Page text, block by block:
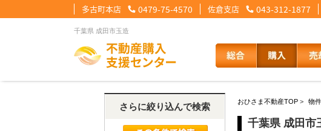
千葉県 成田市玉造
多古町本店 0479-75-4570 佐倉支店 043-312-1877
【住宅ローンメニュー】
住宅ローンに強い理由 住宅ローン裏話【買主会
【会社情報メニュー】
会社概要 スタッフ紹介 スタッフブログ
【お問合せメニュー】
メール問合せ LINE問合せ 来店予約
おひさま不動産TOP > 物
千葉県 成田市
さらに絞り込んで検索